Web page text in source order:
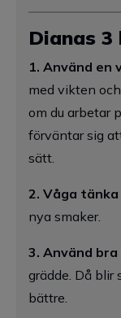
Dianas
1. Använd
med vikten
om du arbetar
förväntar sig
sätt.
2. Våga
nya smaker.
3. Använd
grädde. Då
bättre.